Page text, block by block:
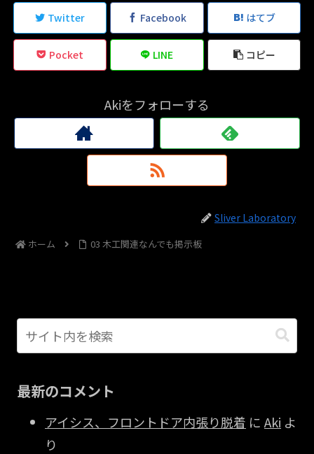
Twitter Facebook はてブ
Pocket LINE コピー
Akiをフォローする
Sliver Laboratory
ホーム 03 木工関連なんでも掲示板
最新のコメント
アイシス、フロントドア内張り脱着 に Aki よ
り